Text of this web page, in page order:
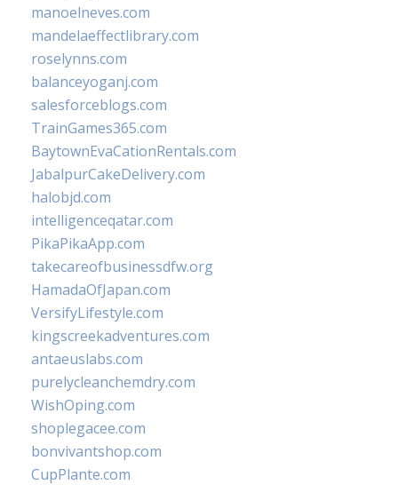
manoelneves.com
mandelaeffectlibrary.com
roselynns.com
balanceyoganj.com
salesforceblogs.com
TrainGames365.com
BaytownEvaCationRentals.com
JabalpurCakeDelivery.com
halobjd.com
intelligenceqatar.com
PikaPikaApp.com
takecareofbusinessdfw.org
HamadaOfJapan.com
VersifyLifestyle.com
kingscreekadventures.com
antaeuslabs.com
purelycleanchemdry.com
WishOping.com
shoplegacee.com
bonvivantshop.com
CupPlante.com